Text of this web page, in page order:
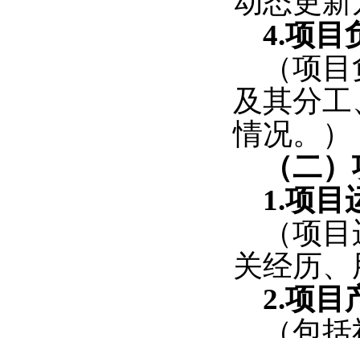
4.项目
（项
及其分
情况。）
（二
1.项目
（项
关经历
2.项目